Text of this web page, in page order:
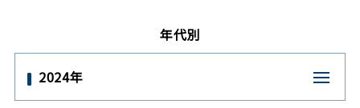
年代別
2024年